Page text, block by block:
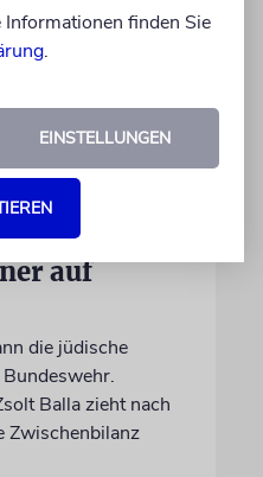
auf
die jüdische
Balla zieht nach
Zwischenbilanz
finden Sie
.
EINSTELLUNGEN